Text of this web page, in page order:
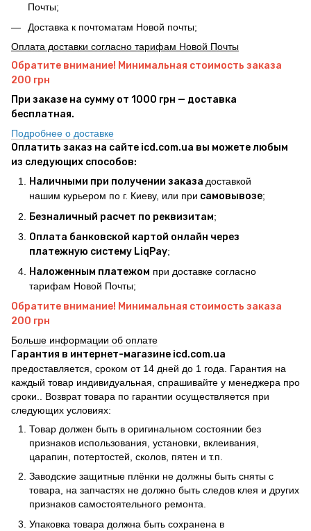
Почты;
Доставка к почтоматам Новой почты;
Оплата доставки согласно тарифам Новой Почты
Обратите внимание! Минимальная стоимость заказа
200 грн
При заказе на сумму от 1000 грн — доставка
бесплатная.
Подробнее о доставке
Оплатить заказ на сайте icd.com.ua вы можете любым
из следующих способов:
Наличными при получении заказа доставкой
нашим курьером по г. Киеву, или при самовывозе;
Безналичный расчет по реквизитам;
Оплата банковской картой онлайн через
платежную систему LiqPay;
Наложенным платежом при доставке согласно
тарифам Новой Почты;
Обратите внимание! Минимальная стоимость заказа
200 грн
Больше информации об оплате
Гарантия в интернет-магазине icd.com.ua
предоставляется, сроком от 14 дней до 1 года. Гарантия на
каждый товар индивидуальная, спрашивайте у менеджера про
сроки.. Возврат товара по гарантии осуществляется при
следующих условиях:
Товар должен быть в оригинальном состоянии без
признаков использования, установки, вклеивания,
царапин, потертостей, сколов, пятен и т.п.
Заводские защитные плёнки не должны быть сняты с
товара, на запчастях не должно быть следов клея и других
признаков самостоятельного ремонта.
Упаковка товара должна быть сохранена в